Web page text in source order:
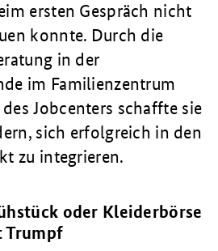
ersten Gespräch nicht
konnte. Durch die
in der
im Familienzentrum
Jobcenters schaffte sie
sich erfolgreich in den
zu integrieren.
oder Kleiderbörse
Trumpf